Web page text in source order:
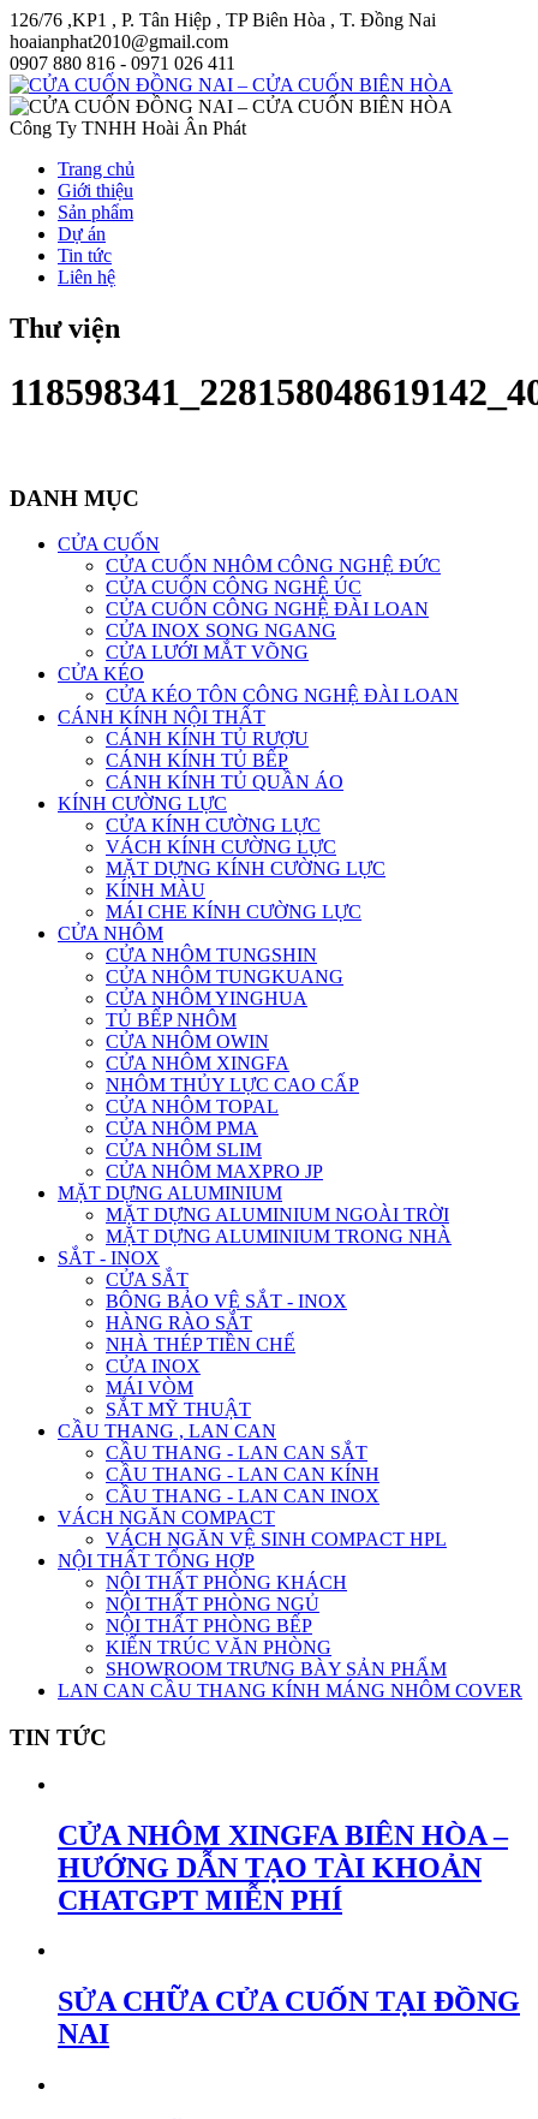
126/76 ,KP1 , P. Tân Hiệp , TP Biên Hòa , T. Đồng Nai
hoaianphat2010@gmail.com
0907 880 816 - 0971 026 411
Công Ty TNHH Hoài Ân Phát
Trang chủ
Giới thiệu
Sản phẩm
Dự án
Tin tức
Liên hệ
Thư viện
DANH MỤC
CỬA CUỐN
CỬA CUỐN NHÔM CÔNG NGHỆ ĐỨC
CỬA CUỐN CÔNG NGHỆ ÚC
CỬA CUỐN CÔNG NGHỆ ĐÀI LOAN
CỬA INOX SONG NGANG
CỬA LƯỚI MẮT VÕNG
CỬA KÉO
CỬA KÉO TÔN CÔNG NGHỆ ĐÀI LOAN
CÁNH KÍNH NỘI THẤT
CÁNH KÍNH TỦ RƯỢU
CÁNH KÍNH TỦ BẾP
CÁNH KÍNH TỦ QUẦN ÁO
KÍNH CƯỜNG LỰC
CỬA KÍNH CƯỜNG LỰC
VÁCH KÍNH CƯỜNG LỰC
MẶT DỰNG KÍNH CƯỜNG LỰC
KÍNH MÀU
MÁI CHE KÍNH CƯỜNG LỰC
CỬA NHÔM
CỬA NHÔM TUNGSHIN
CỬA NHÔM TUNGKUANG
CỬA NHÔM YINGHUA
TỦ BẾP NHÔM
CỬA NHÔM OWIN
CỬA NHÔM XINGFA
NHÔM THỦY LỰC CAO CẤP
CỬA NHÔM TOPAL
CỬA NHÔM PMA
CỬA NHÔM SLIM
CỬA NHÔM MAXPRO JP
MẶT DỰNG ALUMINIUM
MẶT DỰNG ALUMINIUM NGOÀI TRỜI
MẶT DỰNG ALUMINIUM TRONG NHÀ
SẮT - INOX
CỬA SẮT
BÔNG BẢO VỆ SẮT - INOX
HÀNG RÀO SẮT
NHÀ THÉP TIỀN CHẾ
CỬA INOX
MÁI VÒM
SẮT MỸ THUẬT
CẦU THANG , LAN CAN
CẦU THANG - LAN CAN SẮT
CẦU THANG - LAN CAN KÍNH
CẦU THANG - LAN CAN INOX
VÁCH NGĂN COMPACT
VÁCH NGĂN VỆ SINH COMPACT HPL
NỘI THẤT TỔNG HỢP
NỘI THẤT PHÒNG KHÁCH
NỘI THẤT PHÒNG NGỦ
NỘI THẤT PHÒNG BẾP
KIẾN TRÚC VĂN PHÒNG
SHOWROOM TRƯNG BÀY SẢN PHẨM
LAN CAN CẦU THANG KÍNH MÁNG NHÔM COVER
TIN TỨC
CỬA NHÔM XINGFA BIÊN HÒA –
HƯỚNG DẪN TẠO TÀI KHOẢN
CHATGPT MIỄN PHÍ
SỬA CHỮA CỬA CUỐN TẠI ĐỒNG
NAI